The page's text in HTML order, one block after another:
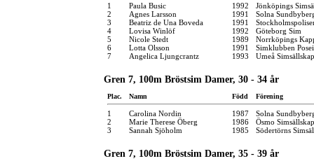
1 Paula Busic 1992
Jönköpings
2
Agnes Larsson 1991
Solna
3
Beatriz de Una Boveda 1991
4
Lovisa Winlöf 1992
Göteborg Sim
5
Nicole Stedt 1989
Norrköpings
6
Lotta Olsson 1991
Simklubben
7
Angelica Ljungcrantz 1993 Umeå Simsällskap
Gren 7, 100m Bröstsim Damer, 30 - 34 år
Plac. Namn Född Förening
1 Carolina Nordin 1987
Solna
2
Marie Therese Öberg 1986
Ösmo Simsällskap
3
Sannah Sjöholm 1985 Södertörns
Gren 7, 100m Bröstsim Damer, 35 - 39 år